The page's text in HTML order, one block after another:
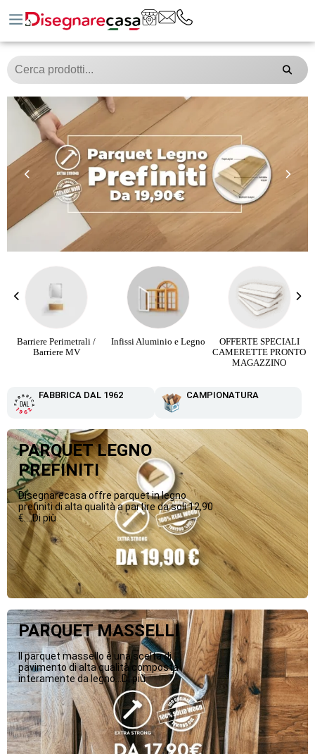
Infissi Aluminio e Legno
OFFERTE SPECIALI
Parquet Maxi Plancia 3
Strip da 12,90 €
FABBRICA DAL 1962 CAMPIONATURA
PARQUET LEGNO
PREFINITI
Disegnarecasa offre parquet in legno
prefiniti di alta qualità a partire da soli 12,90
€....Di più
PARQUET MASSELLI
Il parquet massello è una scelta di
pavimento di alta qualità composta
interamente da legno...Di più